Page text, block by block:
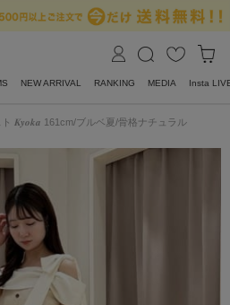
NEW ARRIVAL RANKING MEDIA Insta
ト 𝑲𝒚𝒐𝒌𝒂 161cm/ブルベ夏/骨格ナチュラル